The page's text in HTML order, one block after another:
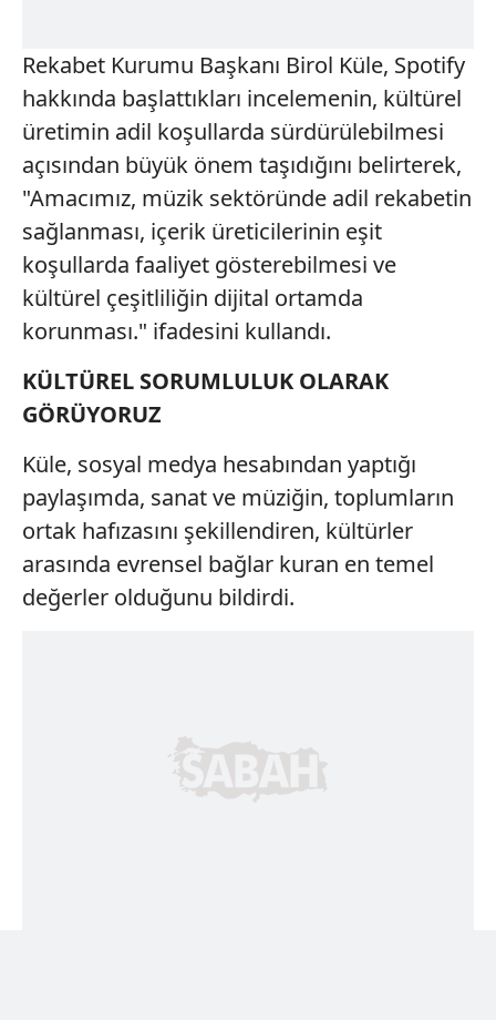
Rekabet Kurumu Başkanı Birol Küle, Spotify
hakkında başlattıkları incelemenin, kültürel
üretimin adil koşullarda sürdürülebilmesi
açısından büyük önem taşıdığını belirterek,
"Amacımız, müzik sektöründe adil rekabetin
sağlanması, içerik üreticilerinin eşit
koşullarda faaliyet gösterebilmesi ve
kültürel çeşitliliğin dijital ortamda
korunması." ifadesini kullandı.
KÜLTÜREL SORUMLULUK OLARAK
GÖRÜYORUZ
Küle, sosyal medya hesabından yaptığı
paylaşımda, sanat ve müziğin, toplumların
ortak hafızasını şekillendiren, kültürler
arasında evrensel bağlar kuran en temel
değerler olduğunu bildirdi.